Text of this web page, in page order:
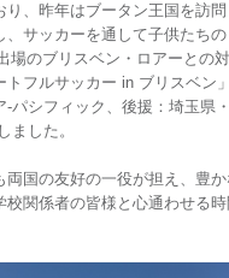
、昨年はブータン王国を訪
サッカーを通して子供たち
場のブリスベン・ロアーとの
トフルサッカー in ブリスベン
-パシフィック、後援：埼玉県
ました。
両国の友好の一役が担え、豊
関係者の皆様と心通わせる